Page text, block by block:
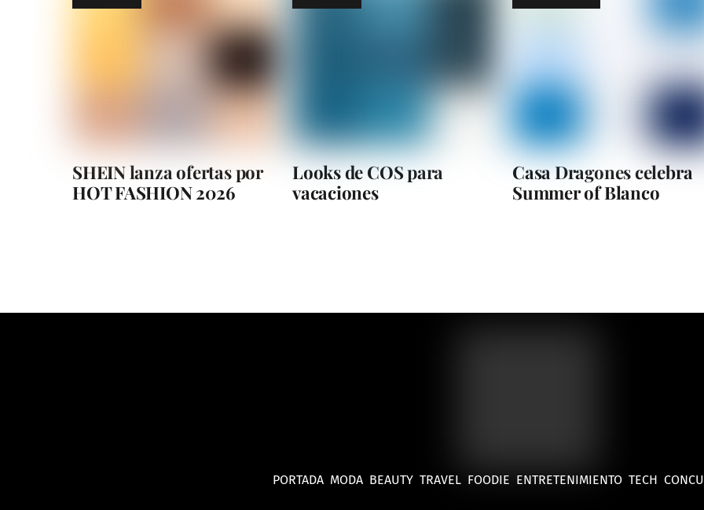
SHEIN lanza ofertas por
HOT FASHION 2026
Looks de COS para
vacaciones
Casa Dragones celebra
Summer of Blanco
PORTADA MODA BEAUTY TRAVEL FOODIE ENTRETENIMIENTO TECH